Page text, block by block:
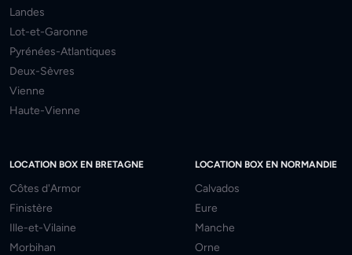
Landes
Lot-et-Garonne
Pyrénées-Atlantiques
Deux-Sèvres
Vienne
Haute-Vienne
LOCATION BOX EN BRETAGNE
Côtes d'Armor
Finistère
Ille-et-Vilaine
Morbihan
LOCATION BOX EN NORMANDIE
Calvados
Eure
Manche
Orne